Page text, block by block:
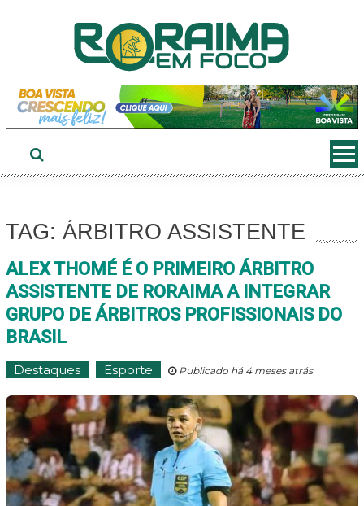
TAG: ÁRBITRO ASSISTENTE
ALEX THOMÉ É O PRIMEIRO ÁRBITRO
ASSISTENTE DE RORAIMA A INTEGRAR
GRUPO DE ÁRBITROS PROFISSIONAIS DO
BRASIL
Destaques Esporte Publicado há 4 meses atrás